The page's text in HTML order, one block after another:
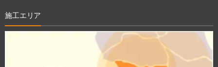
施工エリア